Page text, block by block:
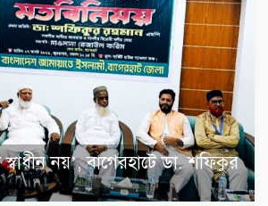
নয়’, বাগেরহাটে ডা. শফিকুর